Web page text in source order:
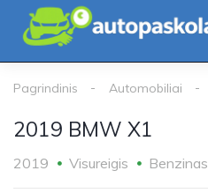
Pagrindinis Automobiliai
2019 BMW X1
2019 Visureigis Benzinas